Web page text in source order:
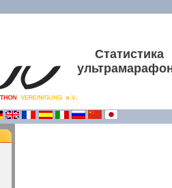
Статистика